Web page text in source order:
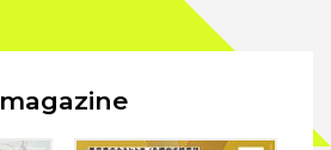
magazine